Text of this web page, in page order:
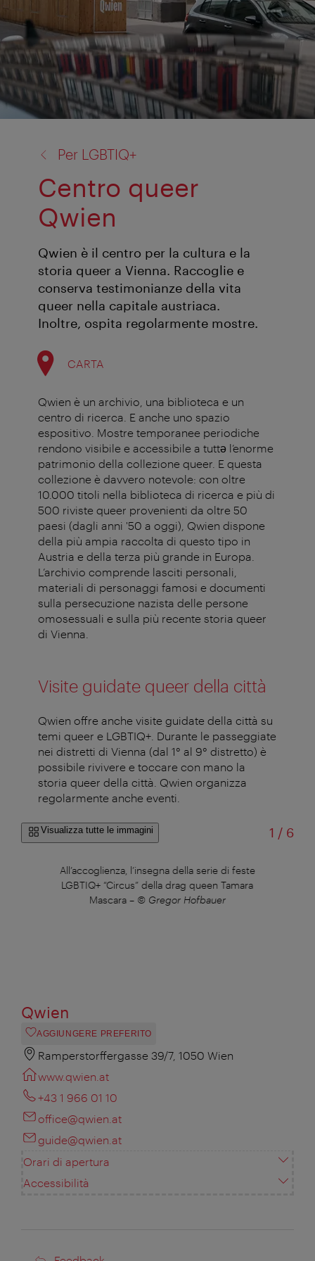
Per LGBTIQ+
Centro queer
Qwien
Qwien è il centro per la cultura e la
storia queer a Vienna. Raccoglie e
conserva testimonianze della vita
queer nella capitale austriaca.
Inoltre, ospita regolarmente mostre.
CARTA
Qwien è un archivio, una biblioteca e un
centro di ricerca. E anche uno spazio
espositivo. Mostre temporanee periodiche
rendono visibile e accessibile a tuttə l’enorme
patrimonio della collezione queer. E questa
collezione è davvero notevole: con oltre
10.000 titoli nella biblioteca di ricerca e più di
500 riviste queer provenienti da oltre 50
paesi (dagli anni '50 a oggi), Qwien dispone
della più ampia raccolta di questo tipo in
Austria e della terza più grande in Europa.
L’archivio comprende lasciti personali,
materiali di personaggi famosi e documenti
sulla persecuzione nazista delle persone
omosessuali e sulla più recente storia queer
di Vienna.
Visite guidate queer della città
Qwien offre anche visite guidate della città su
temi queer e LGBTIQ+. Durante le passeggiate
nei distretti di Vienna (dal 1° al 9° distretto) è
possibile rivivere e toccare con mano la
storia queer della città. Qwien organizza
regolarmente anche eventi.
Visualizza tutte le immagini 1 /di
6
All’accoglienza, l’insegna della serie di feste
LGBTIQ+ “Circus” della drag queen Tamara
Mascara– © Gregor Hofbauer
Qwien
AGGIUNGERE PREFERITO
Ramperstorffergasse 39/7, 1050 Wien
www.qwien.at
+43 1 966 01 10
office@qwien.at
guide@qwien.at
Orari di apertura
Accessibilità